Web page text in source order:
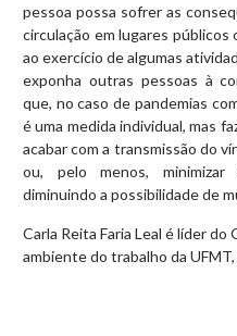
pessoa possa sofrer as
circulação em lugares públicos
ao exercício de algumas
exponha outras pessoas à
que, no caso de pandemias
é uma medida individual, mas
acabar com a transmissão do
ou, pelo menos, minimizar
diminuindo a possibilidade de
Carla Reita Faria Leal é líder
ambiente do trabalho da